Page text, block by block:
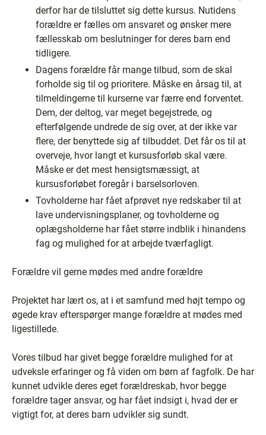
derfor har de tilsluttet sig dette kursus. Nutidens
forældre er fælles om ansvaret og ønsker mere
fællesskab om beslutninger for deres barn end
tidligere.
Dagens forældre får mange tilbud, som de skal
forholde sig til og prioritere. Måske en årsag til, at
tilmeldingerne til kurserne var færre end forventet.
Dem, der deltog, var meget begejstrede, og
efterfølgende undrede de sig over, at der ikke var
flere, der benyttede sig af tilbuddet. Det får os til at
overveje, hvor langt et kursusforløb skal være.
Måske er det mest hensigtsmæssigt, at
kursusforløbet foregår i barselsorloven.
Tovholderne har fået afprøvet nye redskaber til at
lave undervisningsplaner, og tovholderne og
oplægsholderne har fået større indblik i hinandens
fag og mulighed for at arbejde tværfagligt.
Forældre vil gerne mødes med andre forældre
Projektet har lært os, at i et samfund med højt tempo og
øgede krav efterspørger mange forældre at mødes med
ligestillede.
Vores tilbud har givet begge forældre mulighed for at
udveksle erfaringer og få viden om børn af fagfolk. De har
kunnet udvikle deres eget forældreskab, hvor begge
forældre tager ansvar, og har fået indsigt i, hvad der er
vigtigt for, at deres barn udvikler sig sundt.